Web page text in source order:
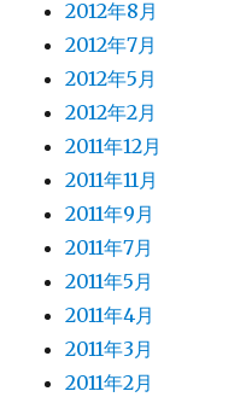
2012年8月
2012年7月
2012年5月
2012年2月
2011年12月
2011年11月
2011年9月
2011年7月
2011年5月
2011年4月
2011年3月
2011年2月